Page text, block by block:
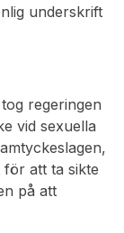
underskrift
regeringen
vid sexuella
för att ta sikte
på att